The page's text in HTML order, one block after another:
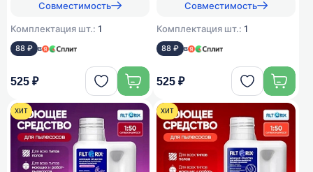
Совместимость
Комплектация шт.: 1
88 ₽ в
525 ₽
Совместимость
Комплектация шт.: 1
88 ₽ в
525 ₽
хит хит